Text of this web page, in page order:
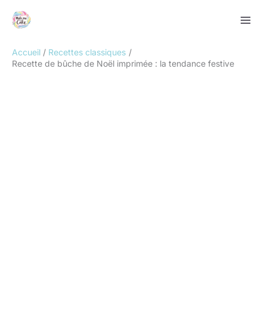
Accueil
Recettes classiques
Recette de bûche de Noël imprimée : la tendance festive